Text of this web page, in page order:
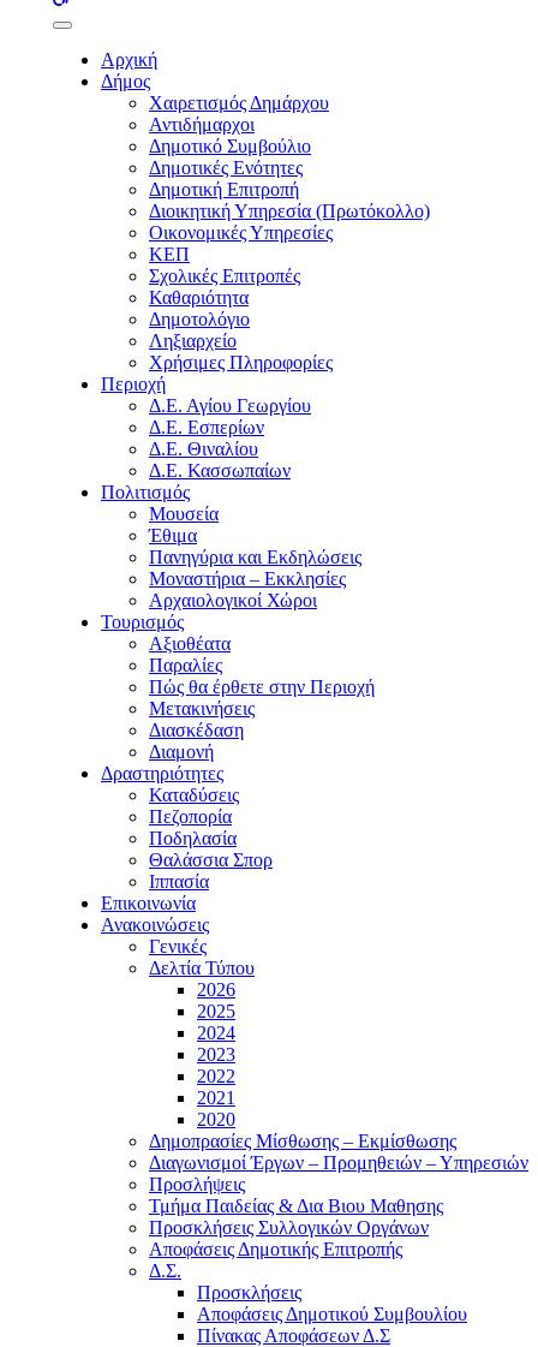
buttons
Αρχική
Δήμος
Χαιρετισμός Δημάρχου
Αντιδήμαρχοι
Δημοτικό Συμβούλιο
Δημοτικές Ενότητες
Δημοτική Επιτροπή
Διοικητική Υπηρεσία (Πρωτόκολλο)
Οικονομικές Υπηρεσίες
ΚΕΠ
Σχολικές Επιτροπές
Καθαριότητα
Δημοτολόγιο
Ληξιαρχείο
Χρήσιμες Πληροφορίες
Περιοχή
Δ.Ε. Αγίου Γεωργίου
Δ.Ε. Εσπερίων
Δ.Ε. Θιναλίου
Δ.Ε. Κασσωπαίων
Πολιτισμός
Μουσεία
Έθιμα
Πανηγύρια και Εκδηλώσεις
Μοναστήρια – Εκκλησίες
Αρχαιολογικοί Χώροι
Τουρισμός
Αξιοθέατα
Παραλίες
Πώς θα έρθετε στην Περιοχή
Μετακινήσεις
Διασκέδαση
Διαμονή
Δραστηριότητες
Καταδύσεις
Πεζοπορία
Ποδηλασία
Θαλάσσια Σπορ
Ιππασία
Επικοινωνία
Ανακοινώσεις
Γενικές
Δελτία Τύπου
2026
2025
2024
2023
2022
2021
2020
Δημοπρασίες Μίσθωσης – Εκμίσθωσης
Διαγωνισμοί Έργων – Προμηθειών – Υπηρεσιών
Προσλήψεις
Τμήμα Παιδείας & Δια Βιου Μαθησης
Προσκλήσεις Συλλογικών Οργάνων
Αποφάσεις Δημοτικής Επιτροπής
Δ.Σ.
Προσκλήσεις
Αποφάσεις Δημοτικού Συμβουλίου
Πίνακας Αποφάσεων Δ.Σ